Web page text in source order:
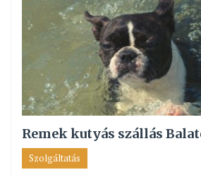
Remek kutyás szállás
Szolgáltatás